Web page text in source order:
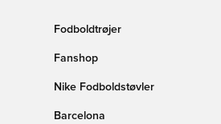
Fodboldtrøjer
Fanshop
Nike Fodboldstøvler
Barcelona